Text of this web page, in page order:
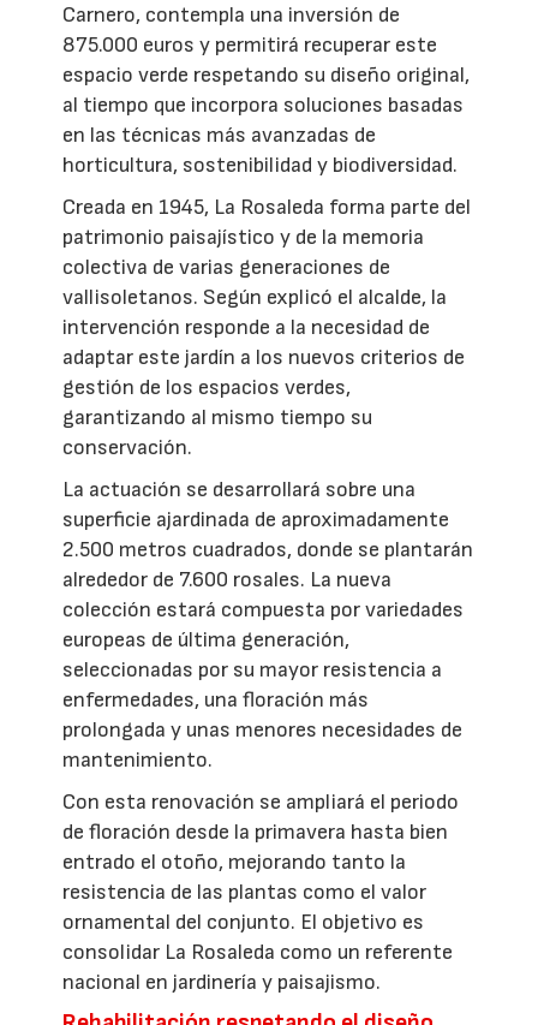
Carnero, contempla una inversión de
875.000 euros y permitirá recuperar este
espacio verde respetando su diseño original,
al tiempo que incorpora soluciones basadas
en las técnicas más avanzadas de
horticultura, sostenibilidad y biodiversidad.
Creada en 1945, La Rosaleda forma parte del
patrimonio paisajístico y de la memoria
colectiva de varias generaciones de
vallisoletanos. Según explicó el alcalde, la
intervención responde a la necesidad de
adaptar este jardín a los nuevos criterios de
gestión de los espacios verdes,
garantizando al mismo tiempo su
conservación.
La actuación se desarrollará sobre una
superficie ajardinada de aproximadamente
2.500 metros cuadrados, donde se plantarán
alrededor de 7.600 rosales. La nueva
colección estará compuesta por variedades
europeas de última generación,
seleccionadas por su mayor resistencia a
enfermedades, una floración más
prolongada y unas menores necesidades de
mantenimiento.
Con esta renovación se ampliará el periodo
de floración desde la primavera hasta bien
entrado el otoño, mejorando tanto la
resistencia de las plantas como el valor
ornamental del conjunto. El objetivo es
consolidar La Rosaleda como un referente
nacional en jardinería y paisajismo.